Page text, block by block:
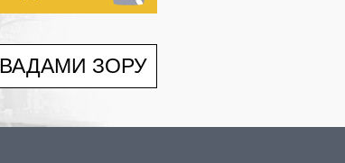
ЗОРУ